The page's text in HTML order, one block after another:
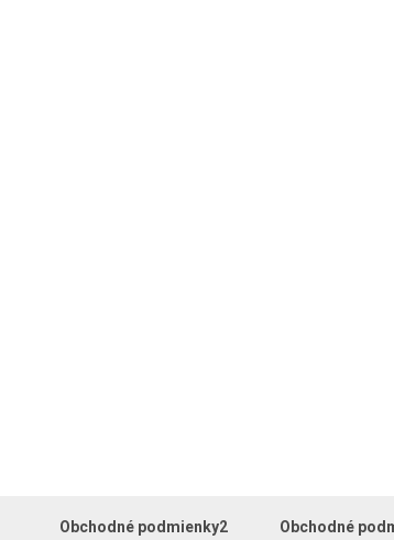
Obchodné podmienky2 Obchodné